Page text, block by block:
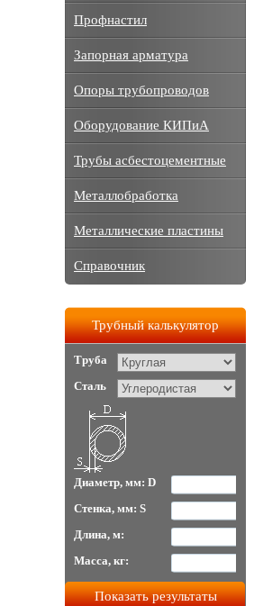
Профнастил
Запорная арматура
Опоры трубопроводов
Оборудование КИПиА
Трубы асбестоцементные
Металлобработка
Металлические пластины
Справочник
Трубный калькулятор
Труба
Сталь
Диаметр, мм: D
Стенка, мм: S
Длина, м:
Масса, кг: